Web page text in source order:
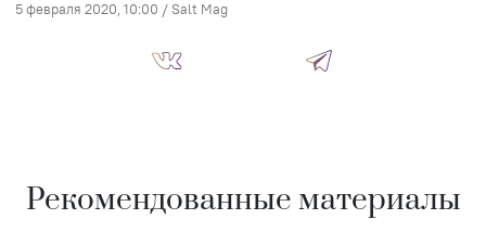
5 февраля 2020, 10:00 / Salt Mag
Рекомендованные материалы